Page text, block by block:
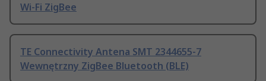
Wi-Fi ZigBee
TE Connectivity Antena SMT 2344655-7
Wewnętrzny ZigBee Bluetooth (BLE)